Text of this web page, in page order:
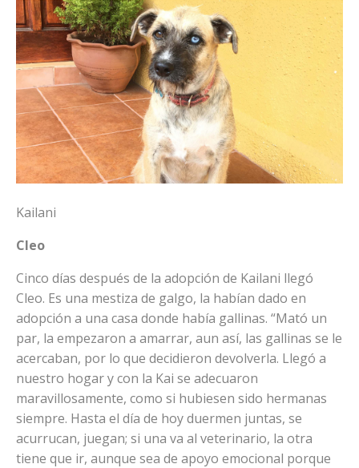
Kailani
Cleo
Cinco días después de la adopción de Kailani llegó
Cleo. Es una mestiza de galgo, la habían dado en
adopción a una casa donde había gallinas. “Mató un
par, la empezaron a amarrar, aun así, las gallinas se le
acercaban, por lo que decidieron devolverla. Llegó a
nuestro hogar y con la Kai se adecuaron
maravillosamente, como si hubiesen sido hermanas
siempre. Hasta el día de hoy duermen juntas, se
acurrucan, juegan; si una va al veterinario, la otra
tiene que ir, aunque sea de apoyo emocional porque